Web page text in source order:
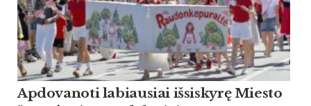
Apdovanoti labiausiai išsiskyrę Miesto